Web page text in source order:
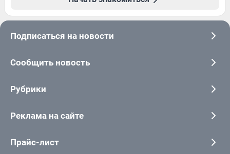
Подписаться на новости
Сообщить новость
Рубрики
Реклама на сайте
Прайс-лист